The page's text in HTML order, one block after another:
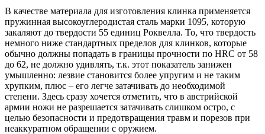
В качестве материала для изготовления клинка применяется
пружинная высокоуглеродистая сталь марки 1095, которую
закаляют до твердости 55 единиц Роквелла. То, что твердость
немного ниже стандартных пределов для клинков, которые
обычно должны попадать в границы прочности по HRC от 58
до 62, не должно удивлять, т.к. этот показатель занижен
умышленно: лезвие становится более упругим и не таким
хрупким, плюс – его легче затачивать до необходимой
степени. Здесь сразу хочется отметить, что в австрийской
армии ножи не разрешается затачивать слишком остро, с
целью безопасности и предотвращения травм и порезов при
неаккуратном обращении с оружием.